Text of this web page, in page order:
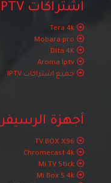
اشتراكات IPTV
Tera 4k
Mobara pro
Dlta 4K
Aroma Iptv
جميع اشتراكات IPTV
أجهزة الرسيفر
TV BOX X96
Chromecast 4k
Mi TV Stick
Mi Box S 4k